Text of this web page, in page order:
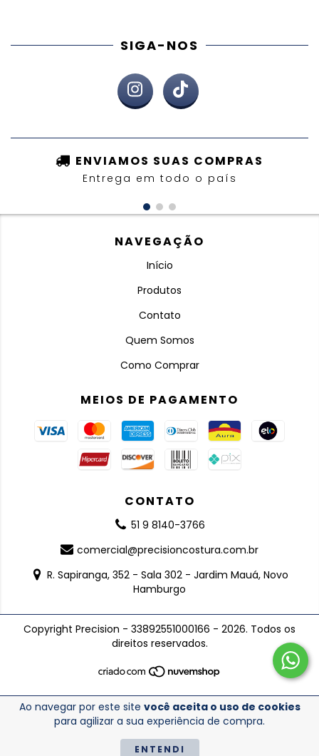
Ao navegar por este site você aceita o uso de cookies
para agilizar a sua experiência de compra.
ENTENDI
SIGA-NOS
ENVIAMOS SUAS COMPRAS
Entrega em todo o país
NAVEGAÇÃO
Início
Produtos
Contato
Quem Somos
Como Comprar
MEIOS DE PAGAMENTO
CONTATO
51 9 8140-3766
comercial@precisioncostura.com.br
R. Sapiranga, 352 - Sala 302 - Jardim Mauá, Novo
Hamburgo
Copyright Precision - 33892551000166 - 2026. Todos os
direitos reservados.